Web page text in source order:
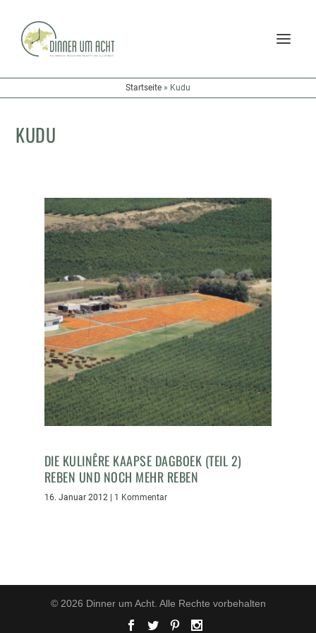
Startseite » Kudu
KUDU
DIE KULINÊRE KAAPSE DAGBOEK (TEIL 2)
REBEN UND NOCH MEHR REBEN
16. Januar 2012 | 1 Kommentar
© 2026 Dinner um Acht. Alle Rechte vorbehalten